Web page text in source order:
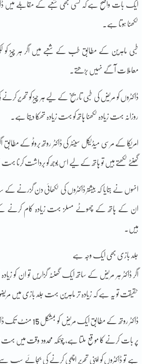
ایک بات واضح ہے کہ کسی بھی شعبے کے مقابلے میں
لکھنا ہوتا ہے۔
طبی ماہرین کے مطابق طب کے شعبے میں اگر ہر چیز کو
معاملات آگے نہیں بڑھتے۔
ڈاکٹروں کو مریض کی طبی تاریخ کے لیے ہر چیز کو تحریر
روزانہ بہت زیادہ لکھنا ہاتھ کو بہت زیادہ تھکا دیتا ہے۔
گھنٹے لکھتے ہیں تو ہاتھ کے لیے اس بوجھ کو برداشت کرنا
انہوں نے بتایا کہ بیشتر ڈاکٹروں کی لکھائی دن گزرنے کے
ان کے ہاتھ کے چھوٹے مسلز بہت زیادہ کام
ہیں۔
جلد بازی بھی ایک وجہ ہے
اگر ڈاکٹر ہر مریض کے ساتھ ایک گھنٹہ گزاریں تو ان کو
حقیقت تو یہ ہے کہ زیادہ تر ماہرین بہت جلد بازی میں
ڈاکٹر روتھ کے مطابق ایک
پر بات کرنے کا موقع ملتا ہے، چونکہ محدود وقت میں بہت
ہے تو ڈاکٹروں کو اپنی تحریر اچھی کرنے کی بجائے سب